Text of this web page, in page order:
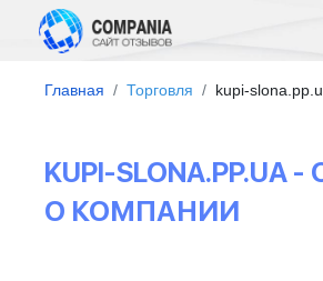
Главная Торговля kupi-
KUPI-SLONA.PP.UA
О КОМПАНИИ